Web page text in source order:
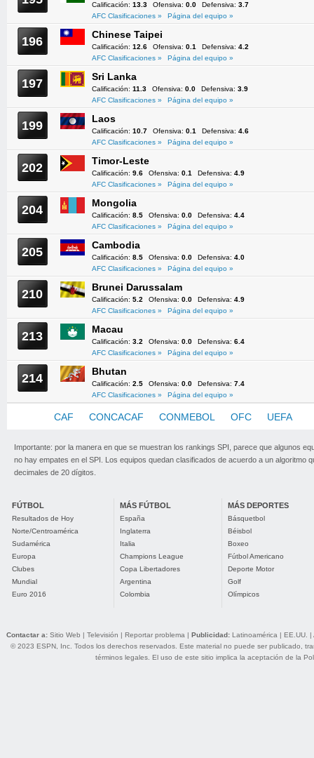
Calificación: 13.3 Ofensiva: 0.0 Defensiva: 3.7
AFC Clasificaciones »
Página del equipo »
196 Chinese Taipei
Calificación: 12.6 Ofensiva: 0.1 Defensiva: 4.2
AFC Clasificaciones »
Página del equipo »
197 Sri Lanka
Calificación: 11.3 Ofensiva: 0.0 Defensiva: 3.9
AFC Clasificaciones »
Página del equipo »
199 Laos
Calificación: 10.7 Ofensiva: 0.1 Defensiva: 4.6
AFC Clasificaciones »
Página del equipo »
202 Timor-Leste
Calificación: 9.6 Ofensiva: 0.1 Defensiva: 4.9
AFC Clasificaciones »
Página del equipo »
204 Mongolia
Calificación: 8.5 Ofensiva: 0.0 Defensiva: 4.4
AFC Clasificaciones »
Página del equipo »
205 Cambodia
Calificación: 8.5 Ofensiva: 0.0 Defensiva: 4.0
AFC Clasificaciones »
Página del equipo »
210 Brunei Darussalam
Calificación: 5.2 Ofensiva: 0.0 Defensiva: 4.9
AFC Clasificaciones »
Página del equipo »
213 Macau
Calificación: 3.2 Ofensiva: 0.0 Defensiva: 6.4
AFC Clasificaciones »
Página del equipo »
214 Bhutan
Calificación: 2.5 Ofensiva: 0.0 Defensiva: 7.4
AFC Clasificaciones »
Página del equipo »
CAF CONCACAF CONMEBOL OFC UEFA
Importante: por la manera en que se muestran los rankings SPI, parece que algunos
no hay empates en el SPI. Los equipos quedan clasificados de acuerdo a un algoritmo
decimales de 20 dígitos.
FÚTBOL
Resultados de Hoy
Norte/Centroamérica
Sudamérica
Europa
Clubes
Mundial
Euro 2016
MÁS FÚTBOL
España
Inglaterra
Italia
Champions League
Copa Libertadores
Argentina
Colombia
MÁS DEPORTES
Básquetbol
Béisbol
Boxeo
Fútbol Americano
Deporte Motor
Golf
Olímpicos
Contactar a: Sitio Web | Televisión | Reportar problema | Publicidad: Latinoamérica | EE.UU. |
© 2023 ESPN, Inc. Todos los derechos reservados. Este material no puede ser publicado,
términos legales. El uso de este sitio implica la aceptación de la